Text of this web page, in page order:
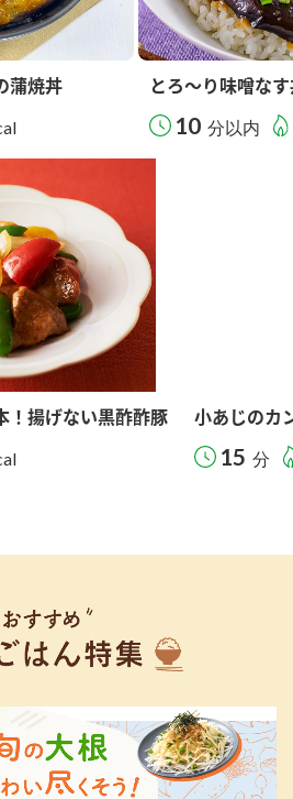
蒲焼丼 とろ～り味噌な
10 分以内
！揚げない黒酢酢豚 小あじのカ
15 分